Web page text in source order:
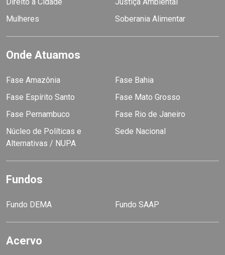
Direito à Cidade
Justiça Ambiental
Mulheres
Soberania Alimentar
Onde Atuamos
Fase Amazônia
Fase Bahia
Fase Espírito Santo
Fase Mato Grosso
Fase Pernambuco
Fase Rio de Janeiro
Núcleo de Políticas e
Alternativas / NUPA
Sede Nacional
Fundos
Fundo DEMA Fundo SAAP
Acervo